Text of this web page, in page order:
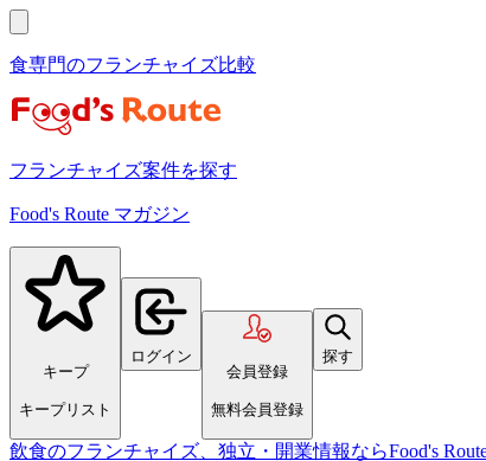
食専門のフランチャイズ比較
フランチャイズ案件を探す
Food's Route マガジン
キープ
キープリスト
ログイン
会員登録
無料会員登録
探す
飲食のフランチャイズ、独立・開業情報ならFood's